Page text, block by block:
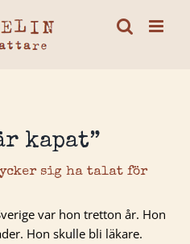
kapat”
tycker sig ha talat för
var hon tretton år. Hon
Hon skulle bli läkare.